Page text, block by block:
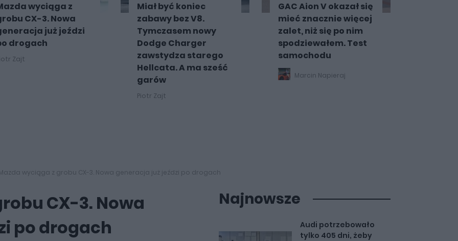
wyciąga z
CX-3. Nowa
już jeździ
drogach
Zajt
Miał być koniec
zabawy bez V8.
Tymczasem nowy
Dodge Charger
zawstydza starego
Hellcata. A ma sześć
garów
Piotr Zajt
GAC Aion V okazał się
mieć znacznie więcej
zalet, niż się po nim
spodziewałem. Test
samochodu
Marcin Napieraj
wyciąga z grobu CX-3. Nowa generacja już jeździ po drogach
CX-3. Nowa
po drogach
Najnowsze
Audi potrzebowało
tylko 405 dni, żeby